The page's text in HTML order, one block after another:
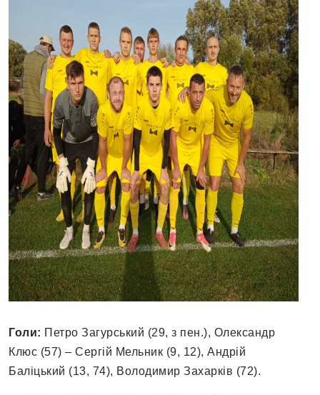
Голи: Петро Загурський (29, з пен.), Олександр
Клюс (57) – Сергій Мельник (9, 12), Андрій
Баліцький (13, 74), Володимир Захарків (72).